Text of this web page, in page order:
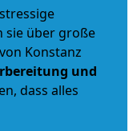
sie über große
Konstanz
und
dass alles